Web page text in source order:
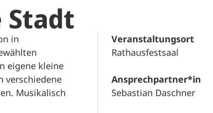
Stadt
in
eigene kleine
verschiedene
Musikalisch
Veranstaltungsort
Rathausfestsaal
Ansprechpartner*in
Sebastian Daschner